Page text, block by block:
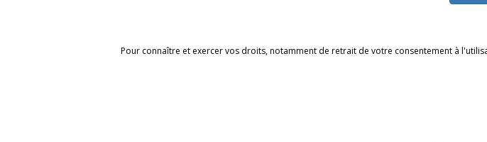
Pour connaître et exercer vos droits, notamment de retrait de votre consentement à